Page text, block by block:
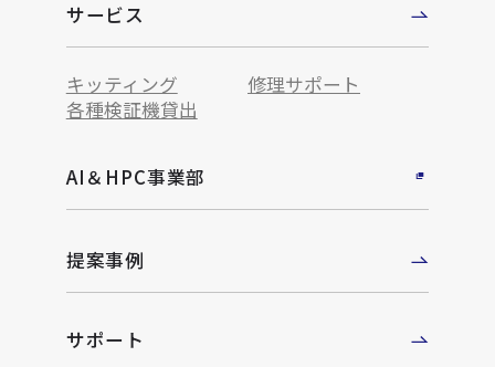
サービス
キッティング
修理サポート
各種検証機貸出
AI＆HPC事業部
提案事例
サポート